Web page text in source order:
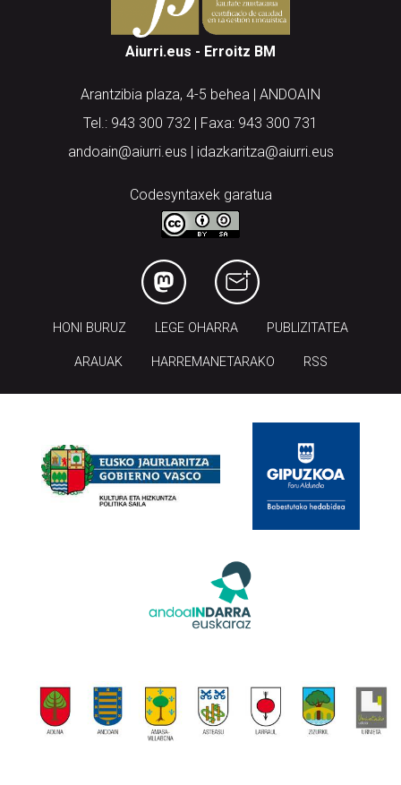
Aiurri.eus - Erroitz BM
Arantzibia plaza, 4-5 behea | ANDOAIN
Tel.: 943 300 732 | Faxa: 943 300 731
andoain@aiurri.eus | idazkaritza@aiurri.eus
Codesyntaxek garatua
HONI BURUZ LEGE OHARRA PUBLIZITATEA
ARAUAK HARREMANETARAKO RSS